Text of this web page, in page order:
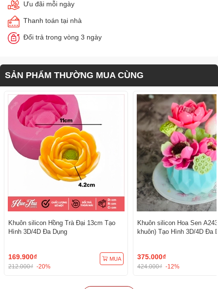
Ưu đãi mỗi ngày
Thanh toán tại nhà
Đổi trả trong vòng 3 ngày
SẢN PHẨM THƯỜNG MUA CÙNG
Khuôn silicon Hồng Trà Đại 13cm Tạo
Hình 3D/4D Đa Dụng
169.900₫
212.000₫ -20%
MUA
Khuôn silicon Hoa Sen
khuôn) Tạo Hình 3D/4D Đa
375.000₫
424.000₫ -12%